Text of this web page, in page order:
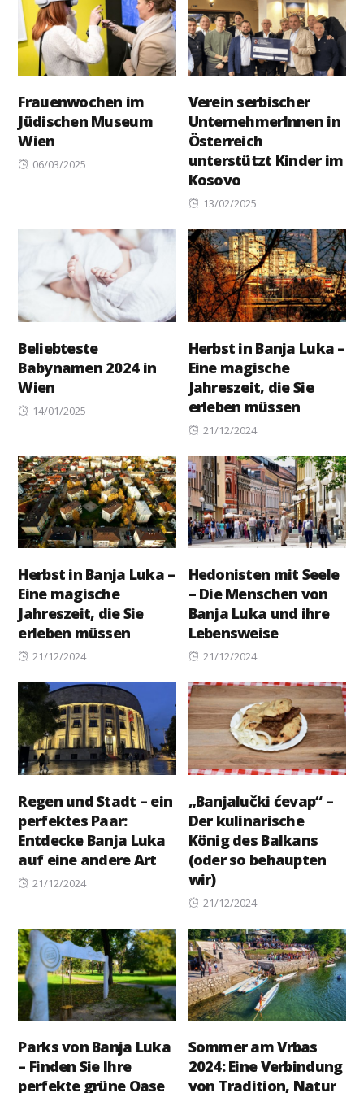
Frauenwochen im
Jüdischen Museum
Wien
Posted
06/03/2025
Verein serbischer
UnternehmerInnen in
Österreich
unterstützt Kinder im
Kosovo
Posted
13/02/2025
Beliebteste
Babynamen 2024 in
Wien
Posted
14/01/2025
Herbst in Banja Luka –
Eine magische
Jahreszeit, die Sie
erleben müssen
Posted
21/12/2024
Herbst in Banja Luka –
Eine magische
Jahreszeit, die Sie
erleben müssen
Posted
21/12/2024
Hedonisten mit Seele
– Die Menschen von
Banja Luka und ihre
Lebensweise
Posted
21/12/2024
Regen und Stadt – ein
perfektes Paar:
Entdecke Banja Luka
auf eine andere Art
Posted
21/12/2024
„Banjalučki ćevap“ –
Der kulinarische
König des Balkans
(oder so behaupten
wir)
Posted
21/12/2024
Parks von Banja Luka
– Finden Sie Ihre
perfekte grüne Oase
Sommer am Vrbas
2024: Eine Verbindung
von Tradition, Natur